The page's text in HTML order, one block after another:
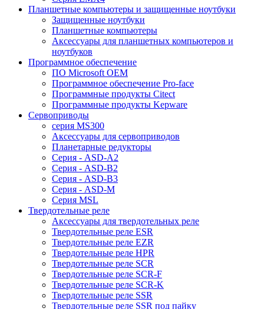
Планшетные компьютеры и защищенные ноутбуки
Защищенные ноутбуки
Планшетные компьютеры
Аксессуары для планшетных компьютеров и
ноутбуков
Программное обеспечение
ПО Microsoft OEM
Программное обеспечение Pro-face
Программные продукты Citect
Программные продукты Kepware
Сервоприводы
серия MS300
Аксессуары для сервоприводов
Планетарные редукторы
Серия - ASD-A2
Серия - ASD-B2
Серия - ASD-B3
Серия - ASD-M
Серия MSL
Твердотельные реле
Аксессуары для твердотельных реле
Твердотельные реле ESR
Твердотельные реле EZR
Твердотельные реле HPR
Твердотельные реле SCR
Твердотельные реле SCR-F
Твердотельные реле SCR-K
Твердотельные реле SSR
Твердотельные реле SSR под пайку